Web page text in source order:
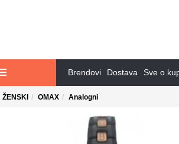
Brendovi Dostava Sve o
ŽENSKI OMAX Analogni